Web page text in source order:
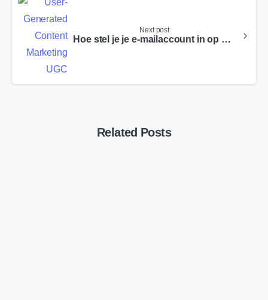
Next post
Hoe stel je je e-mailaccount in op Gmail?
Related Posts